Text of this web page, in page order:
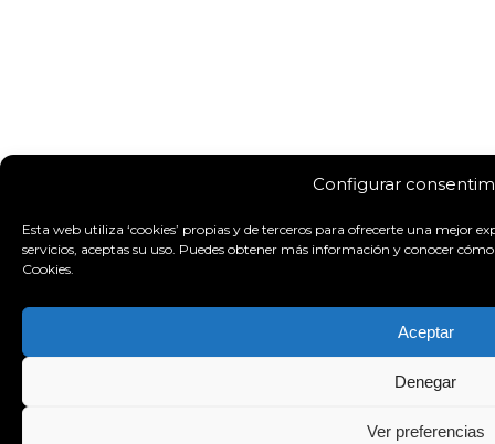
Configurar
Esta web utiliza ‘cookies’ propias y de terceros para ofrecerte una mejor
servicios, aceptas su uso. Puedes obtener más información y conocer
Cookies.
Aceptar
Denegar
Ver preferencias